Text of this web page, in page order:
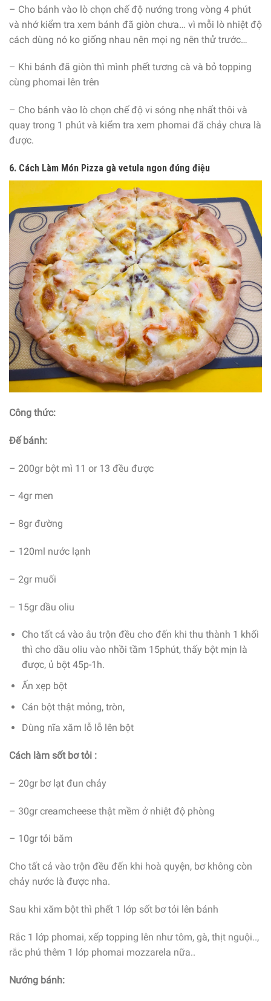
– Cho bánh vào lò chọn chế độ nướng trong vòng 4 phút
và nhớ kiểm tra xem bánh đã giòn chưa… vì mỗi lò nhiệt độ
cách dùng nó ko giống nhau nên mọi ng nên thử trước…
– Khi bánh đã giòn thì mình phết tương cà và bỏ topping
cùng phomai lên trên
– Cho bánh vào lò chọn chế độ vi sóng nhẹ nhất thôi và
quay trong 1 phút và kiểm tra xem phomai đã chảy chưa là
được.
6. Cách Làm Món Pizza gà vetula ngon đúng điệu
Công thức:
Đế bánh:
– 200gr bột mì 11 or 13 đều được
– 4gr men
– 8gr đường
– 120ml nước lạnh
– 2gr muối
– 15gr dầu oliu
Cho tất cả vào âu trộn đều cho đến khi thu thành 1 khối
thì cho dầu oliu vào nhồi tầm 15phút, thấy bột mịn là
được, ủ bột 45p-1h.
Ấn xẹp bột
Cán bột thật mỏng, tròn,
Dùng nĩa xăm lỗ lỗ lên bột
Cách làm sốt bơ tỏi :
– 20gr bơ lạt đun chảy
– 30gr creamcheese thật mềm ở nhiệt độ phòng
– 10gr tỏi băm
Cho tất cả vào trộn đều đến khi hoà quyện, bơ không còn
chảy nước là được nha.
Sau khi xăm bột thì phết 1 lớp sốt bơ tỏi lên bánh
Rắc 1 lớp phomai, xếp topping lên như tôm, gà, thịt nguội..,
rắc phủ thêm 1 lớp phomai mozzarela nữa..
Nướng bánh: